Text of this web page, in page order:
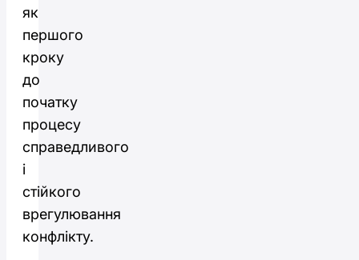
як
першого
кроку
до
початку
процесу
справедливого
і
стійкого
врегулювання
конфлікту.